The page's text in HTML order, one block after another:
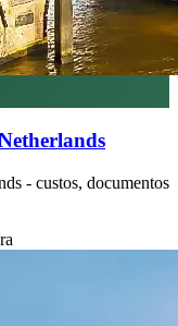
- custos, documentos